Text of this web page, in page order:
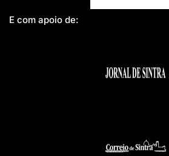
E com apoio de: